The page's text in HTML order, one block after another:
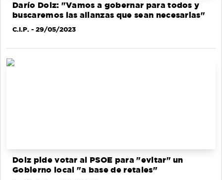
Darío Dolz: "Vamos a gobernar para todos y
buscaremos las alianzas que sean necesarias"
C.I.P. - 29/05/2023
Dolz pide votar al PSOE para "evitar" un
Gobierno local "a base de retales"